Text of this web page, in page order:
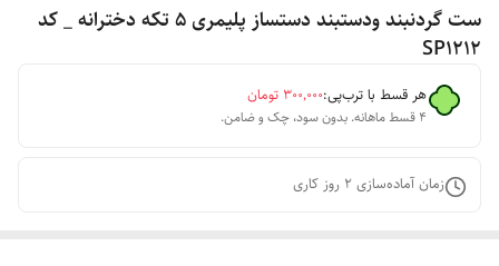
ست گردنبند ودستبند دستساز پلیمری ۵ تکه دخترانه _ کد
SP1212
هر قسط با ترب‌پی:۳۰۰٬۰۰۰ تومان
۴ قسط ماهانه. بدون سود، چک و ضامن.
زمان آماده‌سازی 2 روز کاری